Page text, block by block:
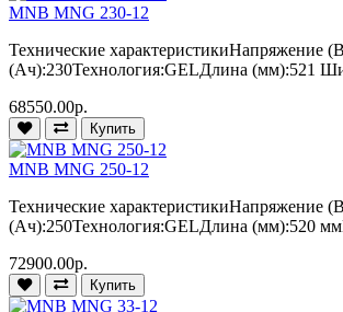
MNB MNG 230-12
Технические характеристикиНапряжение
(Ач):230Технология:GELДлина (мм):521
68550.00р.
Купить
MNB MNG 250-12
Технические характеристикиНапряжение
(Ач):250Технология:GELДлина (мм):520
72900.00р.
Купить